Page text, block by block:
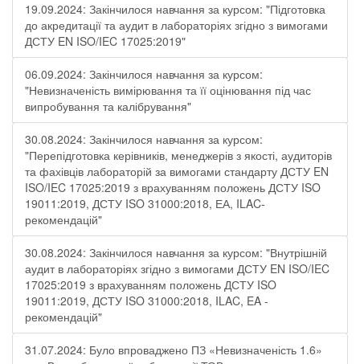
19.09.2024: Закінчилося навчання за курсом: "Підготовка
до акредитації та аудит в лабораторіях згідно з вимогами
ДСТУ EN ISO/IEC 17025:2019"
06.09.2024: Закінчилося навчання за курсом:
"Невизначеність вимірювання та її оцінювання під час
випробування та калібрування"
30.08.2024: Закінчилося навчання за курсом:
"Перепідготовка керівників, менеджерів з якості, аудиторів
та фахівців лабораторій за вимогами стандарту ДСТУ EN
ISO/IEC 17025:2019 з врахуванням положень ДСТУ ISO
19011:2019, ДСТУ ISO 31000:2018, ЕА, ILAC-
рекомендацій"
30.08.2024: Закінчилося навчання за курсом: "Внутрішній
аудит в лабораторіях згідно з вимогами ДСТУ EN ISO/IEC
17025:2019 з врахуванням положень ДСТУ ISO
19011:2019, ДСТУ ISO 31000:2018, ILAC, EA -
рекомендацій"
31.07.2024: Було впроваджено ПЗ «Невизначеність 1.6»